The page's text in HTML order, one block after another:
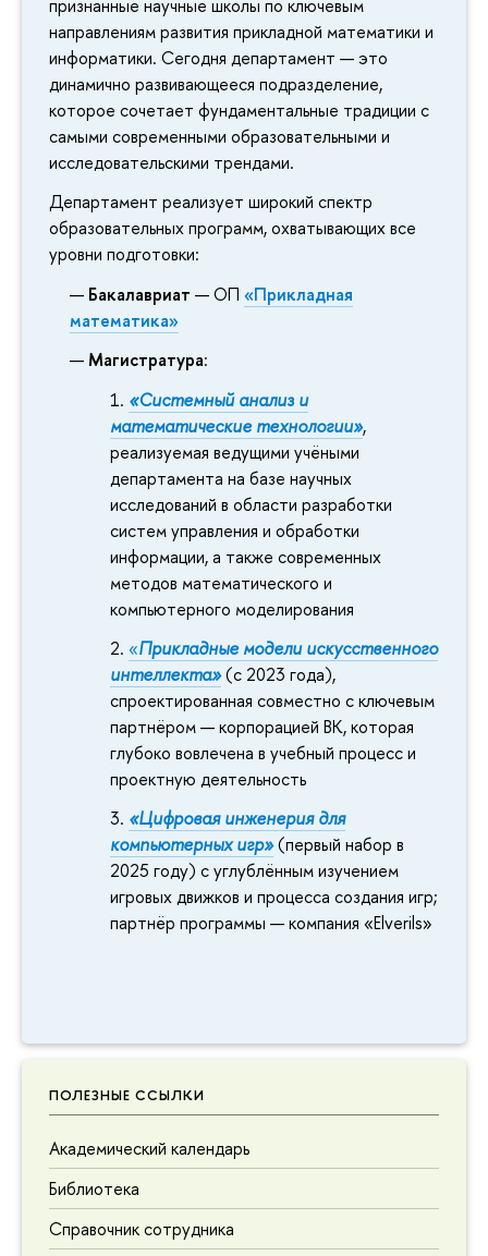
признанные научные школы по ключевым
направлениям развития прикладной математики и
информатики. Сегодня департамент — это
динамично развивающееся подразделение,
которое сочетает фундаментальные традиции с
самыми современными образовательными и
исследовательскими трендами.
Департамент реализует широкий спектр
образовательных программ, охватывающих все
уровни подготовки:
Бакалавриат — ОП«Прикладная
математика»
Магистратура:
«Системный анализ и
математические технологии»,
реализуемая ведущими учёными
департамента на базе научных
исследований в области разработки
систем управления и обработки
информации, а также современных
методов математического и
компьютерного моделирования
«Прикладные модели искусственного
интеллекта»(с 2023 года),
спроектированная совместно с ключевым
партнёром — корпорацией ВК, которая
глубоко вовлечена в учебный процесс и
проектную деятельность
«Цифровая инженерия для
компьютерных игр»(первый набор в
2025 году) с углублённым изучением
игровых движков и процесса создания игр;
партнёр программы — компания «Elverils»
ПОЛЕЗНЫЕ ССЫЛКИ
Академический календарь
Библиотека
Справочник сотрудника